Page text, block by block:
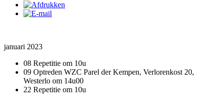
januari 2023
08 Repetitie om 10u
09 Optreden WZC Parel der Kempen, Verlorenkost 20,
Westerlo om 14u00
22 Repetitie om 10u